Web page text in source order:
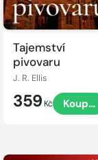
Tajemství
pivovaru
J. R. Ellis
359 Kč Koupit